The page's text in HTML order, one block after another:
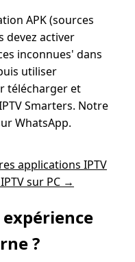
APK (sources
devez activer
inconnues' dans
utiliser
télécharger et
Smarters. Notre
WhatsApp.
applications IPTV
IPTV sur PC →
?